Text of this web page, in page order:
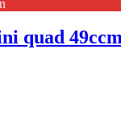
quad